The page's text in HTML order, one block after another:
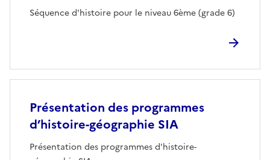
Séquence d'histoire pour le niveau 6ème (grade 6)
Présentation des programmes
d’histoire-géographie SIA
Présentation des programmes d'histoire-